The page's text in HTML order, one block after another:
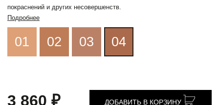
покраснений и других несовершенств.
Подробнее
01 02 03 04
3 860 ₽ ДОБАВИТЬ В КОРЗИНУ